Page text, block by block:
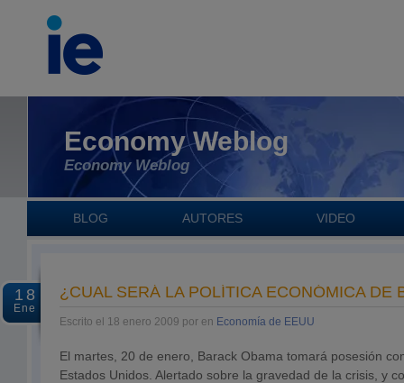
Economy Weblog
Economy Weblog
BLOG AUTORES VIDEO
18
Ene
¿CUAL SERÁ LA POLÍTICA ECONÓMICA DE
Escrito el 18 enero 2009 por en Economía de EEUU
El martes, 20 de enero, Barack Obama tomará posesión
Estados Unidos. Alertado sobre la gravedad de la crisis, y